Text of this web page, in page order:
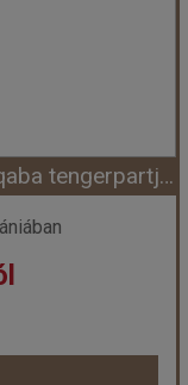
éj Jordánia körutazás pihenéssel Aqaba tengerpartján - csoportos körutazás tengerparti pihenéssel